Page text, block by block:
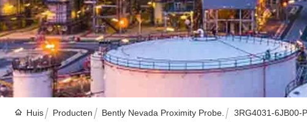
Huis Producten Bently Nevada Proximity Probe. 3RG4031-6JB00-